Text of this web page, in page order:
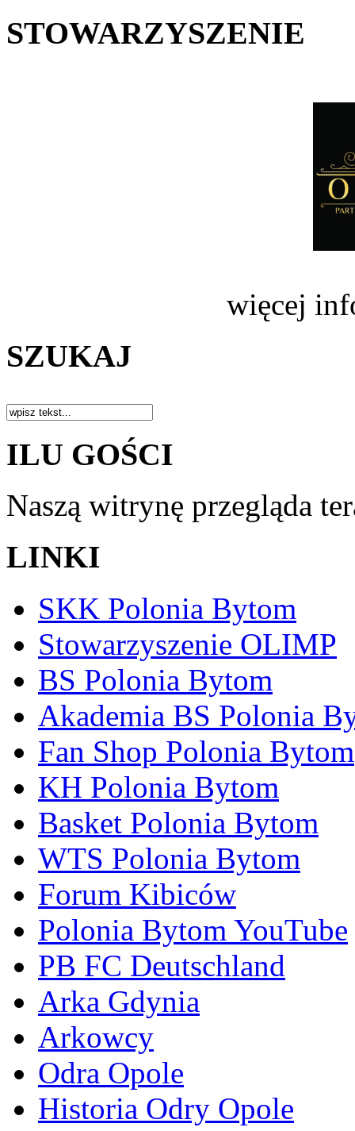
STOWARZYSZENIE
więcej
SZUKAJ
ILU GOŚCI
Naszą witrynę przegląda
LINKI
SKK Polonia Bytom
Stowarzyszenie OLIMP
BS Polonia Bytom
Akademia BS Polonia
Fan Shop Polonia Bytom
KH Polonia Bytom
Basket Polonia Bytom
WTS Polonia Bytom
Forum Kibiców
Polonia Bytom YouTube
PB FC Deutschland
Arka Gdynia
Arkowcy
Odra Opole
Historia Odry Opole